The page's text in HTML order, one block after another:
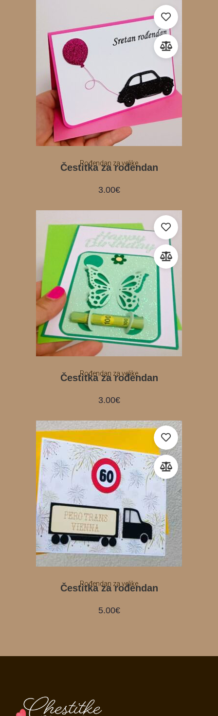
Rođendan za velike
Čestitka za rođendan
3.00€
Rođendan za velike
Čestitka za rođendan
3.00€
Rođendan za velike
Čestitka za rođendan
5.00€